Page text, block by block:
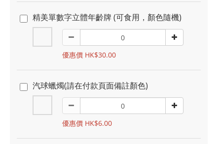
精美單數字立體年齡牌 (可食用，顏色隨機)
優惠價 HK$30.00
汽球蠟燭(請在付款頁面備註顏色)
優惠價 HK$6.00